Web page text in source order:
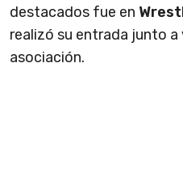
destacados fue en
realizó su entrada junto a
asociación.